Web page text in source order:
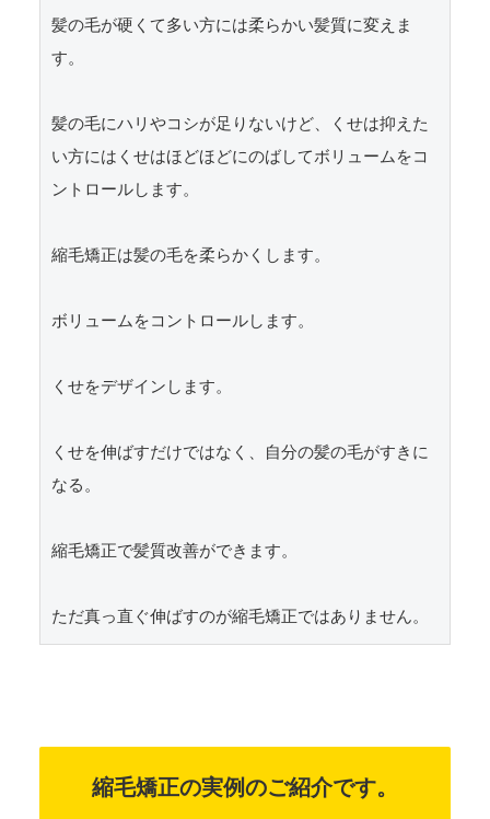
髪の毛が硬くて多い方には柔らかい髪質に変えま
す。
髪の毛にハリやコシが足りないけど、くせは抑えた
い方にはくせはほどほどにのばしてボリュームをコ
ントロールします。
縮毛矯正は髪の毛を柔らかくします。
ボリュームをコントロールします。
くせをデザインします。
くせを伸ばすだけではなく、自分の髪の毛がすきに
なる。
縮毛矯正で髪質改善ができます。
ただ真っ直ぐ伸ばすのが縮毛矯正ではありません。
縮毛矯正の実例のご紹介です。